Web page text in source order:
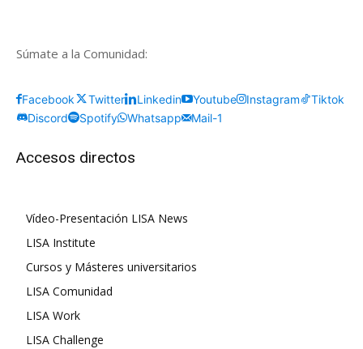
Súmate a la Comunidad:
Facebook Twitter Linkedin Youtube Instagram
Tiktok
Discord
Spotify Whatsapp Mail-1
Accesos directos
Vídeo-Presentación LISA News
LISA Institute
Cursos y Másteres universitarios
LISA Comunidad
LISA Work
LISA Challenge